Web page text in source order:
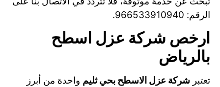
الرقم: 966533910940.
ارخص شركة عزل اسطح
بالرياض
تعتبر شركة عزل الاسطح بحي ثليم واحدة من أبرز